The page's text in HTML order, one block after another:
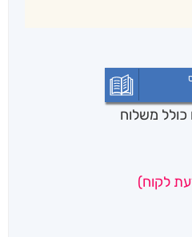
כולל משלוח
לקוח)